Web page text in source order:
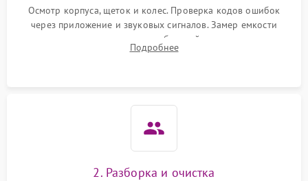
Осмотр корпуса, щеток и колес. Проверка кодов ошибок
через приложение и звуковых сигналов. Замер емкости
аккумулятора и тестирование базовой станции зарядки.
Оценка работы лидара, бампера и датчиков падения для
Подробнее
2. Разборка и очистка